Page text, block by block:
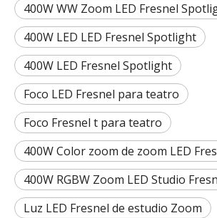
400W WW Zoom LED Fresnel
400W LED LED Fresnel Spotlight
400W LED Fresnel Spotlight
Foco LED Fresnel para teatro
Foco Fresnel t para teatro
400W Color zoom de zoom LED
400W RGBW Zoom LED Studio
Luz LED Fresnel de estudio Zoom